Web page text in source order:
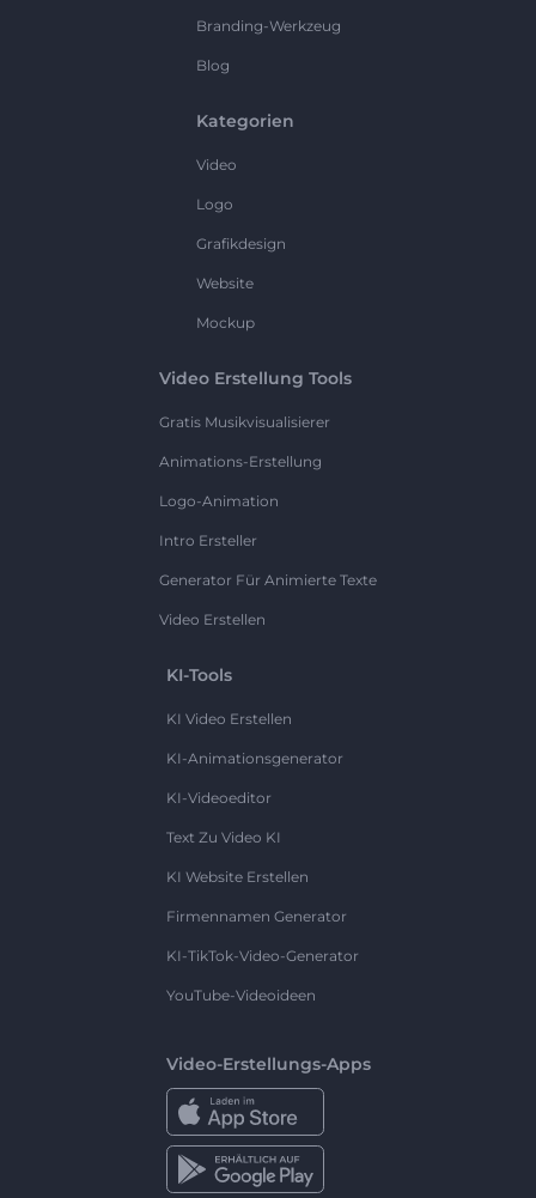
Branding-Werkzeug
Blog
Kategorien
Video
Logo
Grafikdesign
Website
Mockup
Video Erstellung Tools
Gratis Musikvisualisierer
Animations-Erstellung
Logo-Animation
Intro Ersteller
Generator Für Animierte Texte
Video Erstellen
KI-Tools
KI Video Erstellen
KI-Animationsgenerator
KI-Videoeditor
Text Zu Video KI
KI Website Erstellen
Firmennamen Generator
KI-TikTok-Video-Generator
YouTube-Videoideen
Video-Erstellungs-Apps